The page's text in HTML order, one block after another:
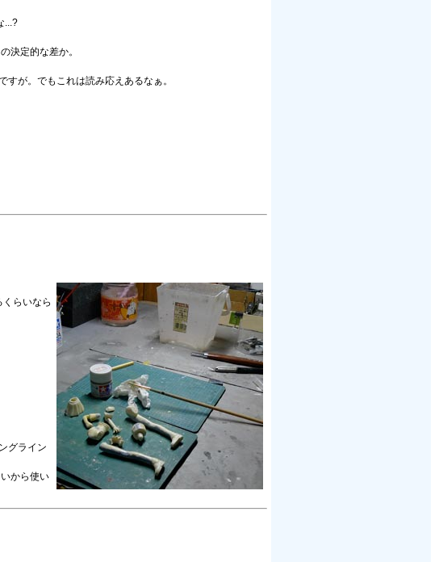
...?
決定的な差か。
が。でもこれは読み応えあるなぁ。
らいなら
グライン
から使い